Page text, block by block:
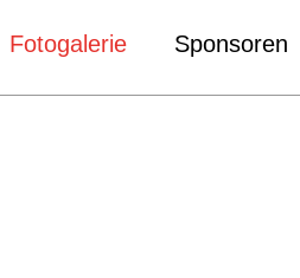
Fotogalerie Sponsoren